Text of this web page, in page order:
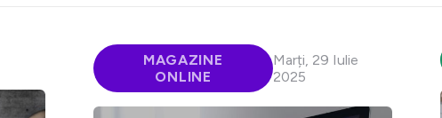
MAGAZINE
ONLINE
Marți, 29 Iulie
2025